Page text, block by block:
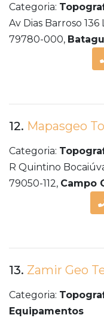
Categoria:
Av Dias Barroso 136
79780-000,
12. Mapasgeo
Categoria:
R Quintino
79050-112, Campo
13. Zamir Geo
Categoria:
Equipamentos